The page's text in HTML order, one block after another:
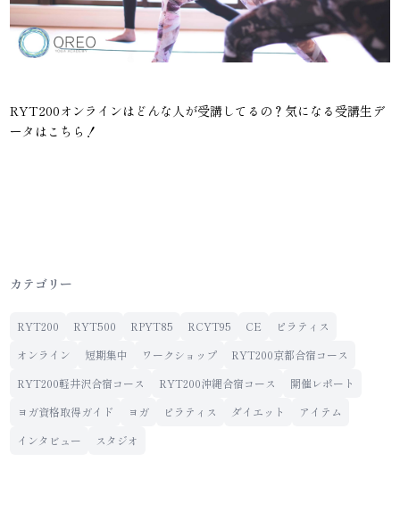
RYT200オンラインはどんな人が受講してるの？気になる受講生デ
ータはこちら！
カテゴリー
RYT200 RYT500 RPYT85 RCYT95 CE
ピラティス
オンライン
短期集中 ワークショップ
RYT200京都合宿コース
RYT200軽井沢合宿コース
RYT200沖縄合宿コース
開催レポート
ヨガ資格取得ガイド
ヨガ ピラティス ダイエット
アイテム
インタビュー
スタジオ